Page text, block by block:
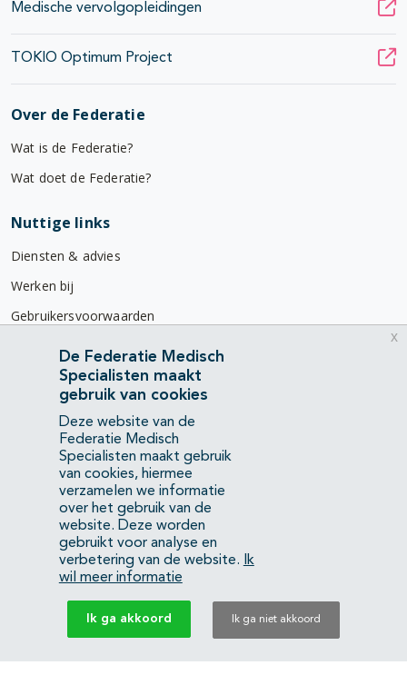
Medische vervolgopleidingen
TOKIO Optimum Project
Over de Federatie
Wat is de Federatie?
Wat doet de Federatie?
Nuttige links
Diensten & advies
Werken bij
Gebruikersvoorwaarden
Privacyverklaring
Contact
Mercatorlaan 1200
3528 BL Utrecht
(088) 505 34 34
info@richtlijnendatabase.nl
YouTubeLinkedIn
KvK Federatie Medisch Specialisten:40483480
Privacyverklaring
De Federatie Medisch
Specialisten maakt
gebruik van cookies
Deze website van de
Federatie Medisch
Specialisten maakt gebruik
van cookies, hiermee
verzamelen we informatie
over het gebruik van de
website. Deze worden
gebruikt voor analyse en
verbetering van de website.
Ik
wil meer informatie
Ik ga akkoord Ik ga niet akkoord
x